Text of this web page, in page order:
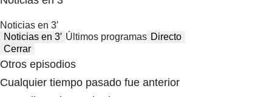
Noticias en 3′
Noticias en 3′ Últimos programas Directo
Cerrar
Otros episodios
Cualquier tiempo pasado fue anterior